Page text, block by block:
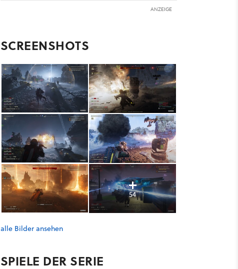
ANZEIGE
SCREENSHOTS
54
alle Bilder ansehen
SPIELE DER SERIE